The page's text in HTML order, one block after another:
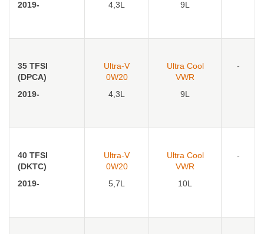
2019-
4,3L
9L
35 TFSI
(DPCA)
2019-
Ultra-V
0W20
4,3L
Ultra Cool
VWR
9L
-
40 TFSI
(DKTC)
2019-
Ultra-V
0W20
5,7L
Ultra Cool
VWR
10L
-